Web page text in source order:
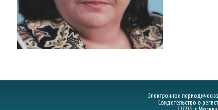
Электронное
Свидетельство о